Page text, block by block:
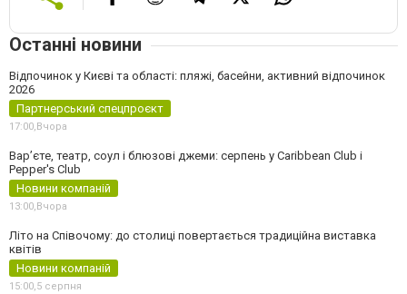
Останні новини
Відпочинок у Києві та області: пляжі, басейни, активний відпочинок
2026
Партнерський спецпроєкт
17:00, Вчора
Вар’єте, театр, соул і блюзові джеми: серпень у Caribbean Club і
Pepper's Club
Новини компаній
13:00, Вчора
Літо на Співочому: до столиці повертається традиційна виставка
квітів
Новини компаній
15:00,5 серпня